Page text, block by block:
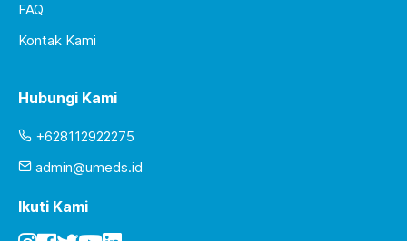
FAQ
Kontak Kami
Hubungi Kami
+628112922275
admin@umeds.id
Ikuti Kami